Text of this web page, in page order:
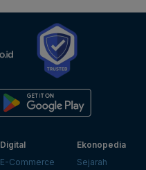
Digital
E-Commerce
Ekonopedia
Sejarah